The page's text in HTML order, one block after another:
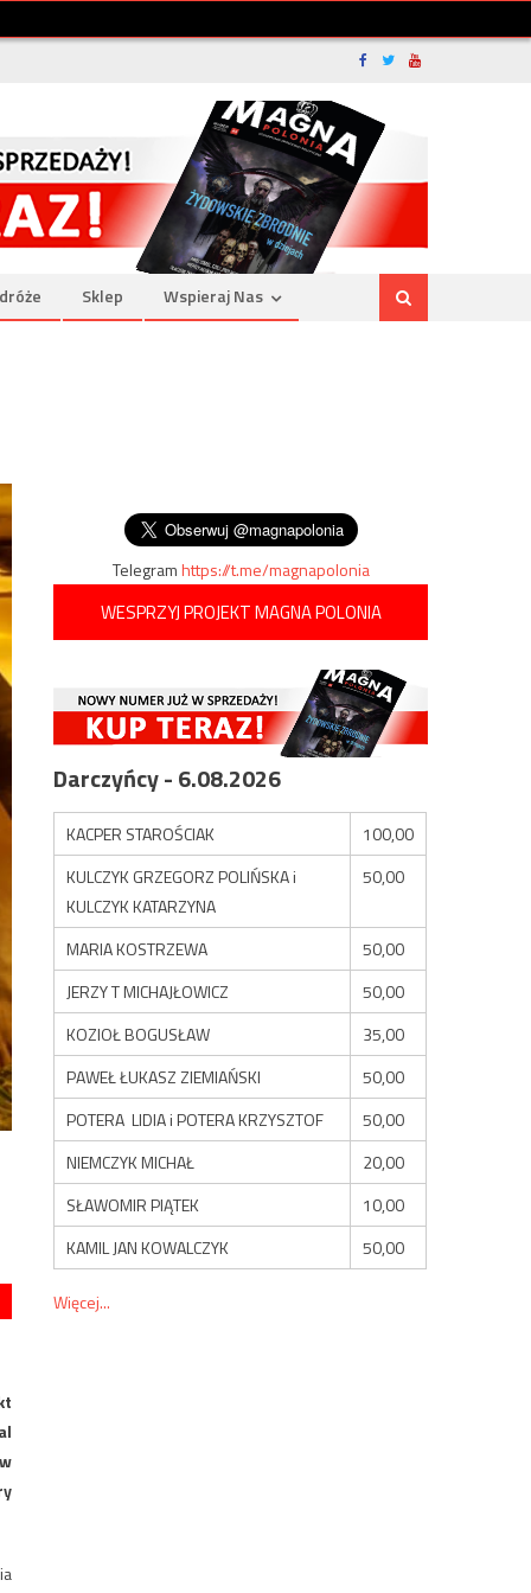
Sklep Wspieraj Nas
Telegramhttps://t.me/magnapolonia
WESPRZYJ PROJEKT MAGNA POLONIA
Darczyńcy - 6.08.2026
KACPER STAROŚCIAK
100,00
KULCZYK GRZEGORZ POLIŃSKA i
KULCZYK KATARZYNA
50,00
MARIA KOSTRZEWA
50,00
JERZY T MICHAJŁOWICZ
50,00
KOZIOŁ BOGUSŁAW
35,00
PAWEŁ ŁUKASZ ZIEMIAŃSKI
50,00
POTERA LIDIA i POTERA KRZYSZTOF
50,00
NIEMCZYK MICHAŁ
20,00
SŁAWOMIR PIĄTEK
10,00
KAMIL JAN KOWALCZYK
50,00
Więcej...